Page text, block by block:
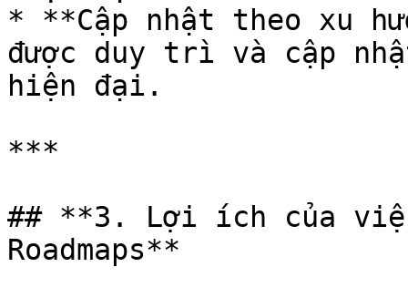
* **Cập nhật theo xu
được duy trì và cập
hiện đại.
***
## **3. Lợi ích của
Roadmaps**